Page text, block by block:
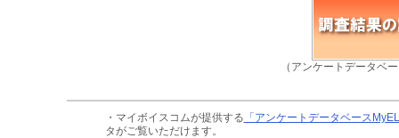
（アンケートデータベ
・マイボイスコムが提供する 「アンケートデータベース
タがご覧いただけます。